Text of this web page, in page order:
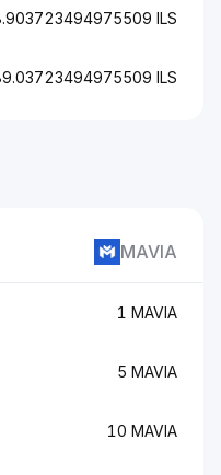
ILS
ILS
MAVIA
1 MAVIA
5 MAVIA
10 MAVIA